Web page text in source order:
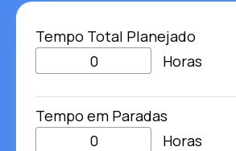
Tempo Total Planejado
Horas
Tempo em Paradas
Horas